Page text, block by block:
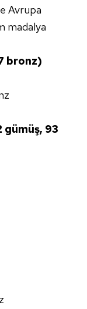
Avrupa
madalya
bronz)
gümüş, 93